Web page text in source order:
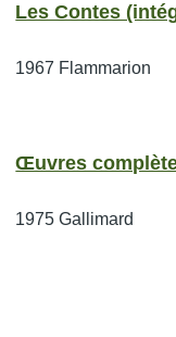
Les Contes
1967 Flammarion
Œuvres
1975 Gallimard